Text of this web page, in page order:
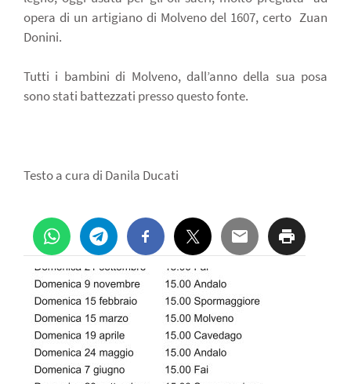
opera di un artigiano di Molveno del 1607, certo Zuan
Donini.
Tutti i bambini di Molveno, dall’anno della sua posa
sono stati battezzati presso questo fonte.
Testo a cura di Danila Ducati